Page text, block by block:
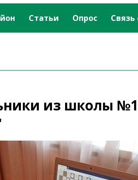
Статьи Опрос Связь
из школы